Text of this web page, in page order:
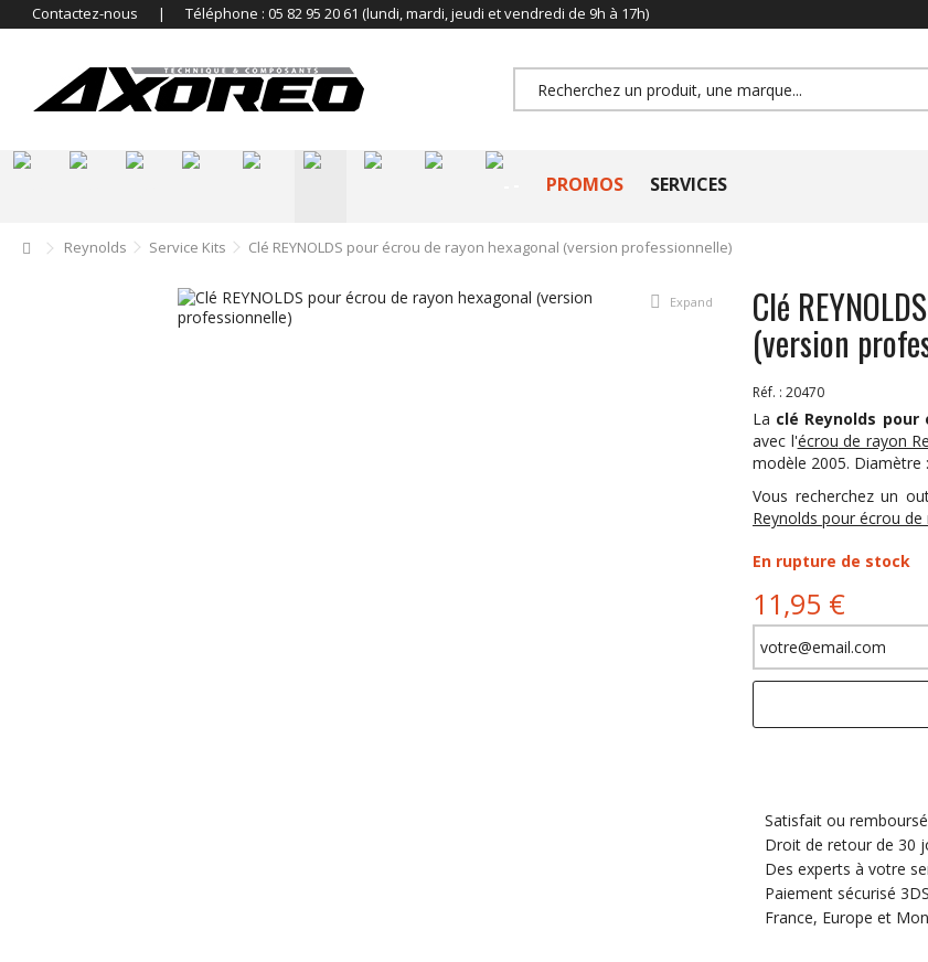
Contactez-nous | Téléphone : 05 82 95 20 61 (lundi, mardi, jeudi et vendredi de 9h à 17h)
PROMOS SERVICES
Reynolds Service Kits Clé REYNOLDS pour écrou de rayon hexagonal (version professionnelle)
Expand Clé
(version
Réf. : 20470
La clé Reynolds
avec l'écrou de rayon
modèle 2005. Diamètre
Vous recherchez un
Reynolds pour écrou
En rupture de stock
11,95 €
Satisfait ou remboursé
Droit de retour de 30
Des experts à votre
Paiement sécurisé
France, Europe et